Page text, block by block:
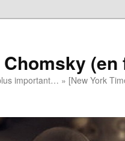
important… » [New York